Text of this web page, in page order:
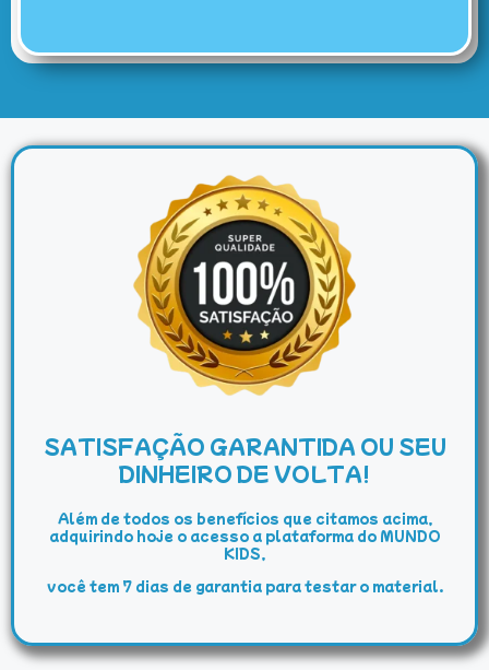
SATISFAÇÃO GARANTIDA OU SEU
DINHEIRO DE VOLTA!
Além de todos os benefícios que citamos acima,
adquirindo hoje o acesso a plataforma do MUNDO
KIDS,
você tem 7 dias de garantia para testar o material.